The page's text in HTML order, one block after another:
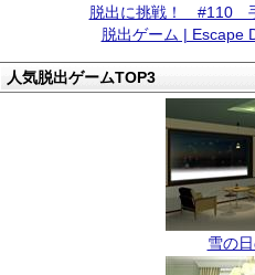
脱出に挑戦！ #110
脱出ゲーム | Escape
人気脱出ゲームTOP3
雪の